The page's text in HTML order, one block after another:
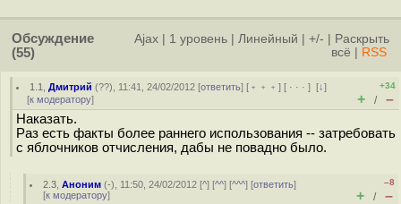
Обсуждение
(55)
Ajax 1 уровень Линейный +/-
Раскрыть
всё
RSS
1.1 ,Дмитрий (??), 11:41, 24/02/2012 [ответить] [ ﹢﹢﹢] [ · · ·][↓]
[к модератору]
+34
+ / –
Наказать.
Раз есть факты более раннего использования -- затребовать
с яблочников отчисления, дабы не повадно было.
2.3 ,Аноним (-), 11:50, 24/02/2012 [^] [^^] [^^^] [ответить]
[к модератору]
–8
+ / –